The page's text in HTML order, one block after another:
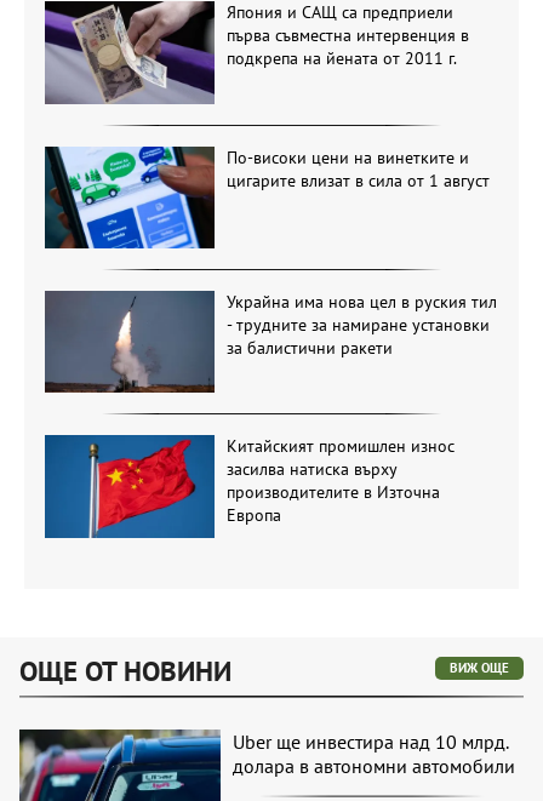
Япония и САЩ са предприели
първа съвместна интервенция в
подкрепа на йената от 2011 г.
По-високи цени на винетките и
цигарите влизат в сила от 1 август
Украйна има нова цел в руския тил
- трудните за намиране установки
за балистични ракети
Китайският промишлен износ
засилва натиска върху
производителите в Източна
Европа
ОЩЕ ОТ НОВИНИ ВИЖ ОЩЕ
Uber ще инвестира над 10 млрд.
долара в автономни автомобили